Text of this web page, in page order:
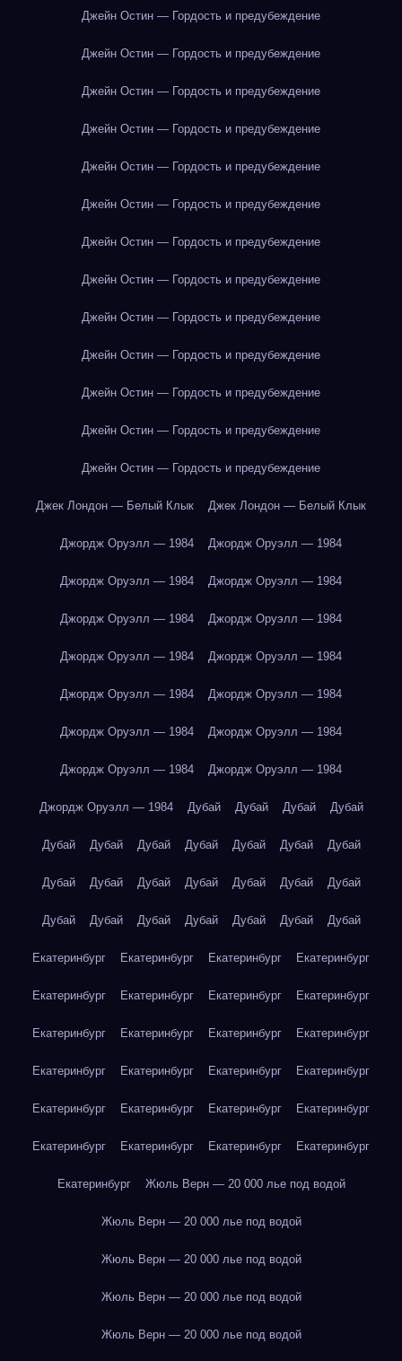
Джейн Остин — Гордость и предубеждение
Джейн Остин — Гордость и предубеждение
Джейн Остин — Гордость и предубеждение
Джейн Остин — Гордость и предубеждение
Джейн Остин — Гордость и предубеждение
Джейн Остин — Гордость и предубеждение
Джейн Остин — Гордость и предубеждение
Джейн Остин — Гордость и предубеждение
Джейн Остин — Гордость и предубеждение
Джейн Остин — Гордость и предубеждение
Джейн Остин — Гордость и предубеждение
Джейн Остин — Гордость и предубеждение
Джейн Остин — Гордость и предубеждение
Джек Лондон — Белый Клык Джек Лондон — Белый Клык
Джордж Оруэлл — 1984 Джордж Оруэлл — 1984
Джордж Оруэлл — 1984 Джордж Оруэлл — 1984
Джордж Оруэлл — 1984 Джордж Оруэлл — 1984
Джордж Оруэлл — 1984 Джордж Оруэлл — 1984
Джордж Оруэлл — 1984 Джордж Оруэлл — 1984
Джордж Оруэлл — 1984 Джордж Оруэлл — 1984
Джордж Оруэлл — 1984 Джордж Оруэлл — 1984
Джордж Оруэлл — 1984 Дубай Дубай Дубай Дубай
Дубай Дубай Дубай Дубай Дубай Дубай Дубай
Дубай Дубай Дубай Дубай Дубай Дубай Дубай
Дубай Дубай Дубай Дубай Дубай Дубай Дубай
Екатеринбург Екатеринбург Екатеринбург Екатеринбург
Екатеринбург Екатеринбург Екатеринбург Екатеринбург
Екатеринбург Екатеринбург Екатеринбург Екатеринбург
Екатеринбург Екатеринбург Екатеринбург Екатеринбург
Екатеринбург Екатеринбург Екатеринбург Екатеринбург
Екатеринбург Екатеринбург Екатеринбург Екатеринбург
Екатеринбург Жюль Верн — 20 000 лье под водой
Жюль Верн — 20 000 лье под водой
Жюль Верн — 20 000 лье под водой
Жюль Верн — 20 000 лье под водой
Жюль Верн — 20 000 лье под водой